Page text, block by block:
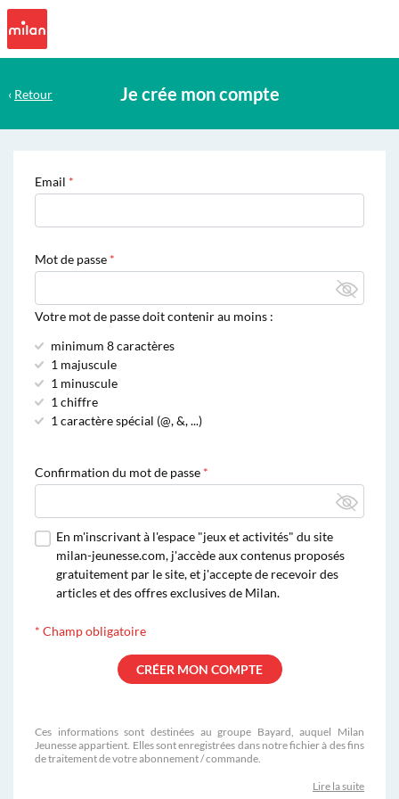
Je crée mon compte
‹ Retour
Email
Mot de passe
Votre mot de passe doit contenir au moins :
minimum 8 caractères
1 majuscule
1 minuscule
1 chiffre
1 caractère spécial (@, &, ...)
Confirmation du mot de passe
En m'inscrivant à l'espace "jeux et activités" du site
milan-jeunesse.com, j'accède aux contenus proposés
gratuitement par le site, et j'accepte de recevoir des
articles et des offres exclusives de Milan.
* Champ obligatoire
Ces informations sont destinées au groupe Bayard, auquel Milan
Jeunesse appartient. Elles sont enregistrées dans notre fichier à des fins
de traitement de votre abonnement / commande.
Lire la suite